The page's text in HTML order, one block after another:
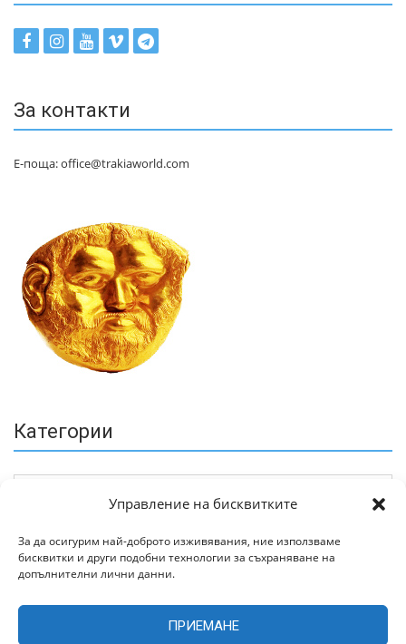
Управление на бисквитките
За да осигурим най-доброто изживявания, ние използваме
бисквитки и други подобни технологии за съхраняване на
допълнителни лични данни.
ПРИЕМАНЕ
За контакти
Е-поща: office@trakiaworld.com
Категории
Архив